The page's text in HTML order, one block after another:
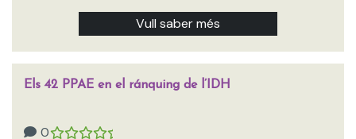
Vull saber més
Els 42 PPAE en el ránquing de l’IDH
0